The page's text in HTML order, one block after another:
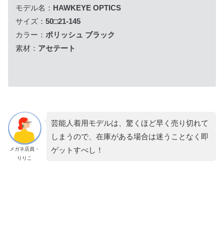
モデル名： HAWKEYE OPTICS
サイズ： 50□21-145
カラー： ポリッシュ ブラック
素材： アセテート
メガネ店員・
りりこ
芸能人着用モデルは、驚くほど早く売り切れて
しまうので、在庫がある場合は迷うことなく即
ゲットすべし！